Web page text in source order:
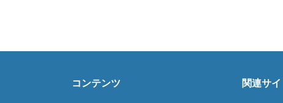
コンテンツ 関連サイ